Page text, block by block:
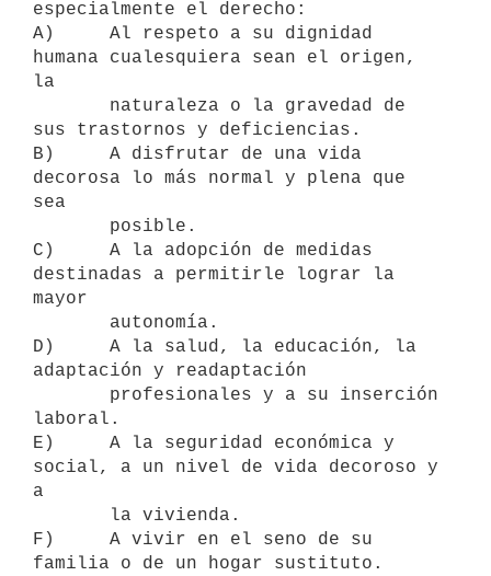
especialmente el derecho:
A)     Al respeto a su dignidad
humana cualesquiera sean el origen,
la
sus trastornos y deficiencias.
B)     A disfrutar de una vida
decorosa lo más normal y plena que
sea
C)     A la adopción de medidas
destinadas a permitirle lograr la
mayor
D)     A la salud, la educación, la
adaptación y readaptación
laboral.
E)     A la seguridad económica y
social, a un nivel de vida decoroso y
a
F)     A vivir en el seno de su
familia o de un hogar sustituto.